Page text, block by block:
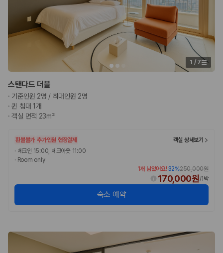
1. 단순 최저가가 아니라 실제 결제 조건을 비교하세요
제주렌트카 최저가는 차량 기본요금만으로 판단하기 어렵습니다. 보험 포
함 여부, 면책금, 보상 한도, 옵션 비용, 취소 수수료를 함께 확인해야 실제
로 저렴한 차량을 고를 수 있습니다.
2. 보험 조건은 가격만큼 중요합니다
완전자차와 슈퍼자차는 업체별 보장 범위가 다를 수 있습니다. 카모아에서
는 제주 렌트카 가격과 함께 보험 조건을 비교해 여행 스타일에 맞는 보장
수준을 선택할 수 있습니다.
제주 렌트카는 차량 인수 위치와 셔틀 편의성에 따라 실제 이용 만족도가
달라집니다. 공항에서 렌트카 사무실까지의 이동 조건을 가격과 함께 비교
하는 것이 좋습니다.
제주도 렌트카 차종별 가격비교
경차·소형차
준중형·중형차
커플·친구 여행에서 많이 선택되며 가격과 승차감의 균형이 좋은 차
1 / 7
스탠다드 더블
· 기준인원 2명 / 최대인원 2명
·퀸 침대 1개
·객실 면적 23m²
환불불가 추가인원 현장결제
객실 상세보기
· 체크인 15:00, 체크아웃 11:00
· Room only
1개 남았어요!32%250,000원
170,000원/1박
숙소 예약